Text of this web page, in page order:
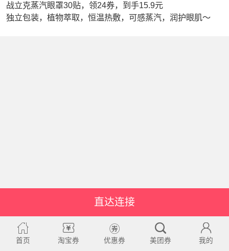
战立克蒸汽眼罩30贴，领24券，到手15.9元
独立包装，植物萃取，恒温热敷，可感蒸汽，润护眼肌～
直达连接
首页 淘宝券 优惠券 美团券 我的